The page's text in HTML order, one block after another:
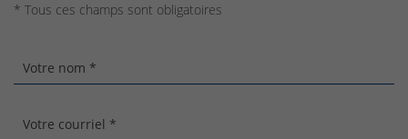
* Tous ces champs sont obligatoires
Votre nom *
Votre courriel *